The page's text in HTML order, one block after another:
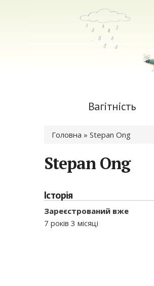
Вагітність
Ви є тут
Головна » Stepan Ong
Stepan Ong
Історія
Зареєстрований вже
7 років 3 місяці